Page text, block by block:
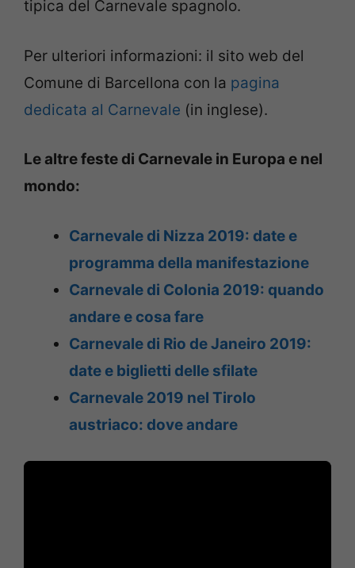
tipica del Carnevale spagnolo.
Per ulteriori informazioni: il sito web del
Comune di Barcellona con la pagina
dedicata al Carnevale (in inglese).
Le altre feste di Carnevale in Europa e nel
mondo:
Carnevale di Nizza 2019: date e
programma della manifestazione
Carnevale di Colonia 2019: quando
andare e cosa fare
Carnevale di Rio de Janeiro 2019:
date e biglietti delle sfilate
Carnevale 2019 nel Tirolo
austriaco: dove andare